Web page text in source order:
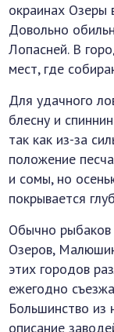
окраинах Озеры
Довольно
Лопасней. В
мест, где
Для удачного
блесну и
так как из-за
положение
и сомы, но
покрывается
Обычно
Озеров,
этих городов
ежегодно
Большинство из
описание